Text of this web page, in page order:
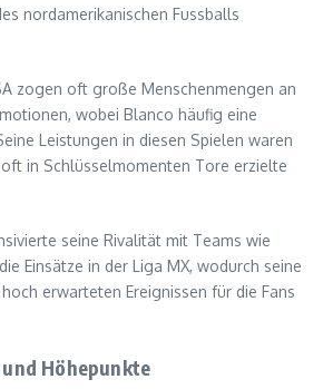
nordamerikanischen Fussballs
zogen oft große Menschenmengen an
wobei Blanco häufig eine
Leistungen in diesen Spielen waren
in Schlüsselmomenten Tore erzielte
seine Rivalität mit Teams wie
Einsätze in der Liga MX, wodurch seine
erwarteten Ereignissen für die Fans
Höhepunkte